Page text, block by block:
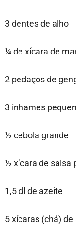
3 dentes de alho
¼ de xícara de
2 pedaços de
3 inhames
½ cebola grande
½ xícara de salsa
1,5 dl de azeite
5 xícaras (chá) de